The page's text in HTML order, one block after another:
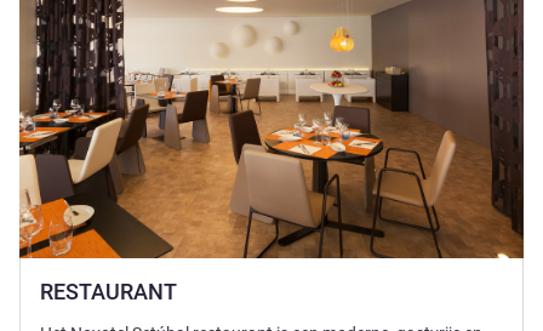
RESTAURANT